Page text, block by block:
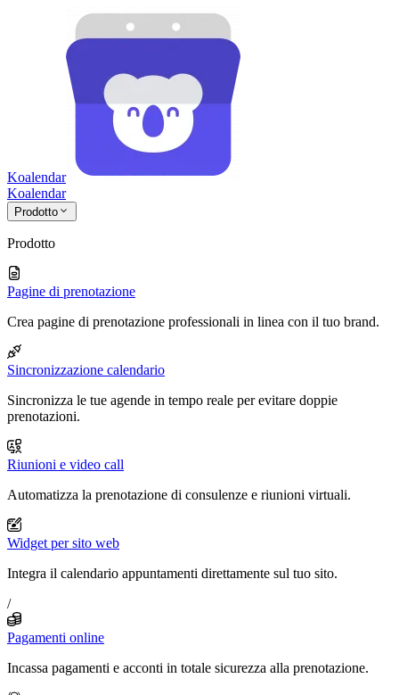
Koalendar
Koalendar
Prodotto
Prodotto
Pagine di prenotazione
Crea pagine di prenotazione professionali in linea con il tuo brand.
Sincronizzazione calendario
Sincronizza le tue agende in tempo reale per evitare doppie
prenotazioni.
Riunioni e video call
Automatizza la prenotazione di consulenze e riunioni virtuali.
Widget per sito web
Integra il calendario appuntamenti direttamente sul tuo sito.
/
Pagamenti online
Incassa pagamenti e acconti in totale sicurezza alla prenotazione.